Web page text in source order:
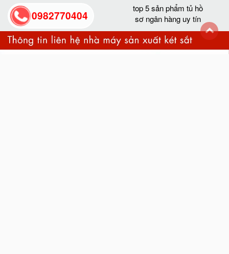
top 5 sản phẩm tủ hồ
sơ ngân hàng uy tín
0982770404
back